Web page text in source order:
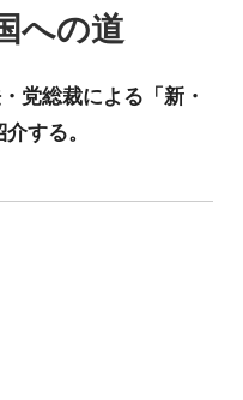
への道
党総裁による「新・
する。